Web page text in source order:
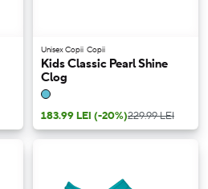
Unisex Copii Copii
Kids Classic Pearl Shine
Clog
183.99 LEI (-20%)229.99 LEI